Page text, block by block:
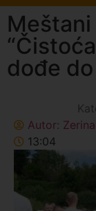
dođe
Autor:
13:04